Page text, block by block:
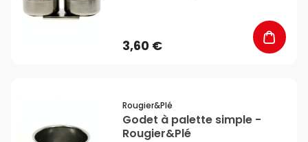
3,60 €
Rougier&plé
Godet à palette simple -
Rougier&Plé